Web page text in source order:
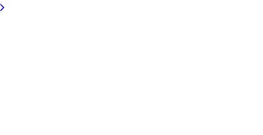
une
référence
un acteur